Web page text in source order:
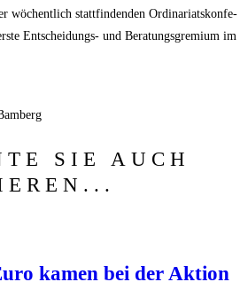
wöchent­lich statt­fin­den­den Ordi­na­ri­ats­kon­fe­
Ent­schei­dungs- und Bera­tungs­gre­mi­um im
SIE AUCH
kamen bei der Akti­on